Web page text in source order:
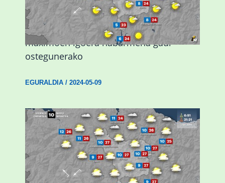
Giro eguzkitsua eta tenperatura
maximoen igoera nabarmena gaur
ostegunerako
EGURALDIA/ 2024-05-09